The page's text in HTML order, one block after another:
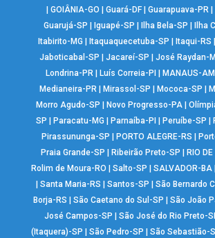
GOIÂNIA-GO Guará-DF| Guarapuava-PR|
Guarujá-SP
Iguapé-SP Ilha Bela-SP Ilha
Itabirito-MG
Itaquaquecetuba-SP Itaqui-RS
Jaboticabal-SP
Jacareí-SP José Raydan-
Londrina-PR| Luís Correia-PI MANAUS-AM
Medianeira-PR
Mirassol-SP Mococa-SP
Morro Agudo-SP
Novo Progresso-PA |
SP
Paracatu-MG Parnaíba-PI Peruíbe-SP
Pirassununga-SP
PORTO ALEGRE-RS
Praia Grande-SP
Ribeirão Preto-SP RIO
Rolim de Moura-RO
Salto-SP SALVADOR-BA|
|Santa Maria-RS |Santos-SP |São Bernardo
Borja-RS
|São Caetano do Sul-SP |São João
José Campos-SP
|São José do Rio Preto-
(Itaquera)-SP
|São Pedro-SP |São Sebastião-